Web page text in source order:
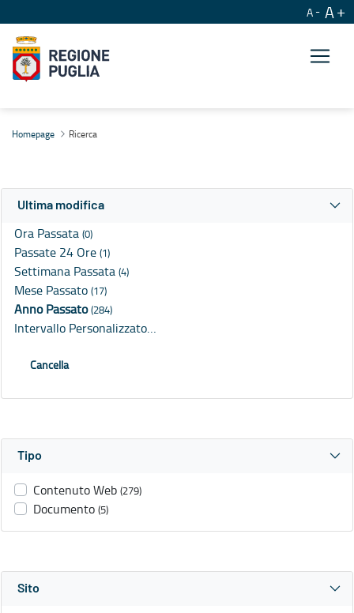
A A
Homepage Ricerca
Ultima modifica
Ora Passata (0)
Passate 24 Ore (1)
Settimana Passata (4)
Mese Passato (17)
Anno Passato(284)
Intervallo Personalizzato…
Cancella
Tipo
Contenuto Web (279)
Documento (5)
Sito